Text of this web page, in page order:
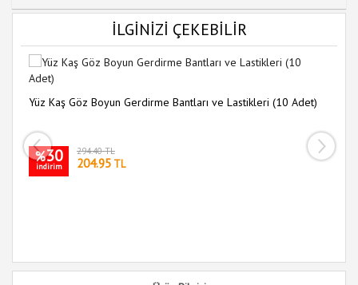
İLGİNİZİ ÇEKEBİLİR
Yüz Kaş Göz Boyun Gerdirme Bantları ve Lastikleri (10 Adet)
%30
indirim
294.40 TL
204.95 TL